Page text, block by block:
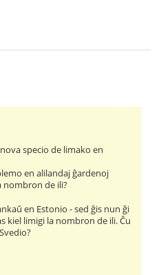
specio de limako en
en alilandaj ĝardenoj
nombron de ili?
en Estonio - sed ĝis nun ĝi
kiel limigi la nombron de ili. Ĉu